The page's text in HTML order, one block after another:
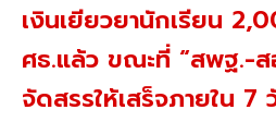
เงินเยียวยานักเรียน
ศธ.แล้ว ขณะที่ “สพฐ.-ส
จัดสรรให้เสร็จภายใน 7